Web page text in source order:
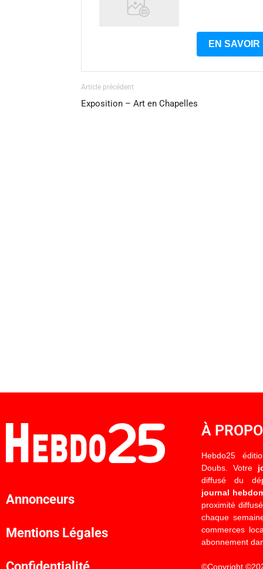
EN
Article précédent
Exposition – Art en Chapelles
Annonceurs
Mentions Légales
À
Hebdo25
Doubs. Votre
diffusé du
journal
proximité
chaque
commerces
abonnement
©Copyright